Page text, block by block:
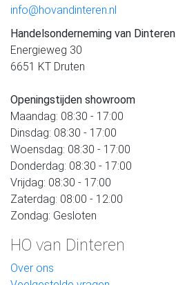
info@hovandinteren.nl
Handelsonderneming van Dinteren
Energieweg 30
6651 KT Druten
Openingstijden showroom
Maandag: 08:30 - 17:00
Dinsdag: 08:30 - 17:00
Woensdag: 08:30 - 17:00
Donderdag: 08:30 - 17:00
Vrijdag: 08:30 - 17:00
Zaterdag: 08:00 - 12:00
Zondag: Gesloten
HO van Dinteren
Over ons